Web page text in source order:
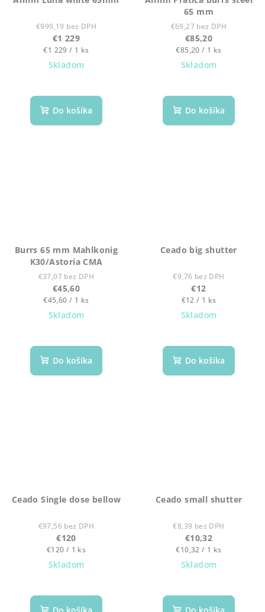
€999,19 bez DPH
€1 229
Jednotková
cena:
€1 229 / 1 ks
Skladom
Do košíka
65 mm
€69,27 bez DPH
€85,20
Jednotková
cena:
€85,20 / 1 ks
Skladom
Do košíka
Burrs 65 mm Mahlkonig
K30/Astoria CMA
€37,07 bez DPH
€45,60
Jednotková
cena:
€45,60 / 1 ks
Skladom
Do košíka
Ceado big shutter
€9,76 bez DPH
€12
Jednotková
cena:
€12 / 1 ks
Skladom
Do košíka
Ceado Single dose bellow
€97,56 bez DPH
€120
Jednotková
cena:
€120 / 1 ks
Skladom
Ceado small shutter
€8,39 bez DPH
€10,32
Jednotková
cena:
€10,32 / 1 ks
Skladom